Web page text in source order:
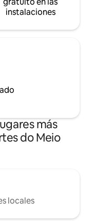
instalaciones
más
do Meio
locales